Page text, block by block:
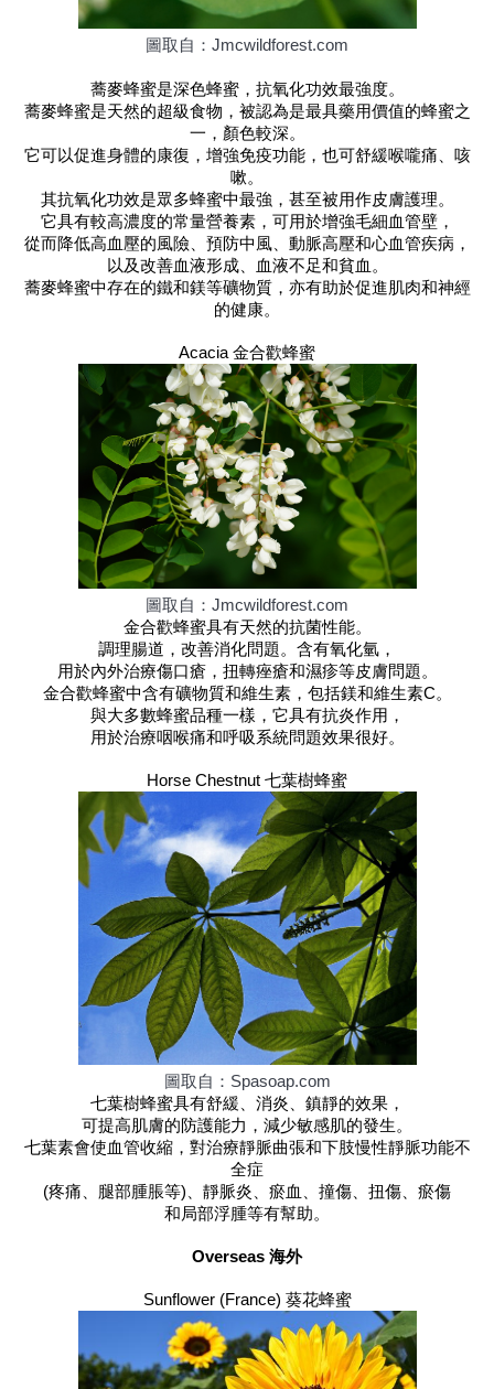
圖取自：Jmcwildforest.com
蕎麥蜂蜜是深色蜂蜜，抗氧化功效最強度。
蕎麥蜂蜜是天然的超級食物，被認為是最具藥用價值的蜂蜜之
一，顏色較深。
它可以促進身體的康復，增強免疫功能，也可舒緩喉嚨痛、咳
嗽。
其抗氧化功效是眾多蜂蜜中最強，甚至被用作皮膚護理。
它具有較高濃度的常量營養素，可用於增強毛細血管壁，
從而降低高血壓的風險、預防中風、動脈高壓和心血管疾病，
以及改善血液形成、血液不足和貧血。
蕎麥蜂蜜中存在的鐵和鎂等礦物質，亦有助於促進肌肉和神經
的健康。
Acacia 金合歡蜂蜜
圖取自：Jmcwildforest.com
金合歡蜂蜜具有天然的抗菌性能。
調理腸道，改善消化問題。含有氧化氫，
用於內外治療傷口瘡，扭轉痤瘡和濕疹等皮膚問題。
金合歡蜂蜜中含有礦物質和維生素，包括鎂和維生素C。
與大多數蜂蜜品種一樣，它具有抗炎作用，
用於治療咽喉痛和呼吸系統問題效果很好。
Horse Chestnut 七葉樹蜂蜜
圖取自：Spasoap.com
七葉樹蜂蜜具有舒緩、消炎、鎮靜的效果，
可提高肌膚的防護能力，減少敏感肌的發生。
七葉素會使血管收縮，對治療靜脈曲張和下肢慢性靜脈功能不
全症
(疼痛、腿部腫脹等)、靜脈炎、瘀血、撞傷、扭傷、瘀傷
和局部浮腫等有幫助。
Overseas 海外
Sunflower (France) 葵花蜂蜜